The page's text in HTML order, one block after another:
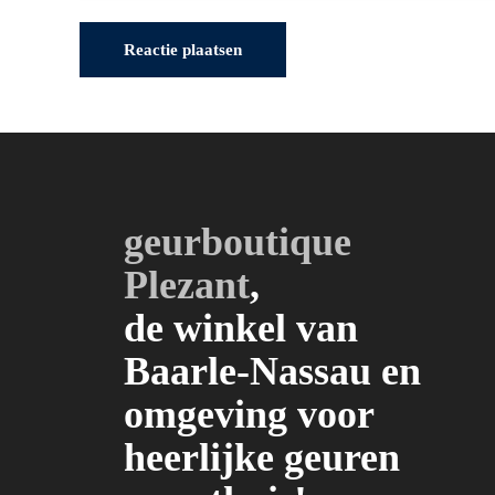
geurboutique
Plezant,
de winkel van
Baarle-Nassau en
omgeving voor
heerlijke geuren